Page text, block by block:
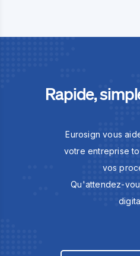
Rapide,
Eurosign vous
votre entreprise
vos
Qu'attendez-